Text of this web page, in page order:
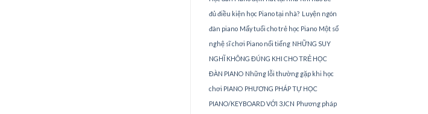
đủ điều kiện học Piano tại nhà? Luyện ngón
đàn piano Mấy tuổi cho trẻ học Piano Một số
nghệ sĩ chơi Piano nổi tiếng NHỮNG SUY
NGHĨ KHÔNG ĐÚNG KHI CHO TRẺ HỌC
ĐÀN PIANO Những lỗi thường gặp khi học
chơi PIANO PHƯƠNG PHÁP TỰ HỌC
PIANO/KEYBOARD VỚI 3JCN Phương pháp